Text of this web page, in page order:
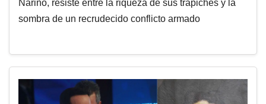
Nariño, resiste entre la riqueza de sus trapiches y la
sombra de un recrudecido conflicto armado